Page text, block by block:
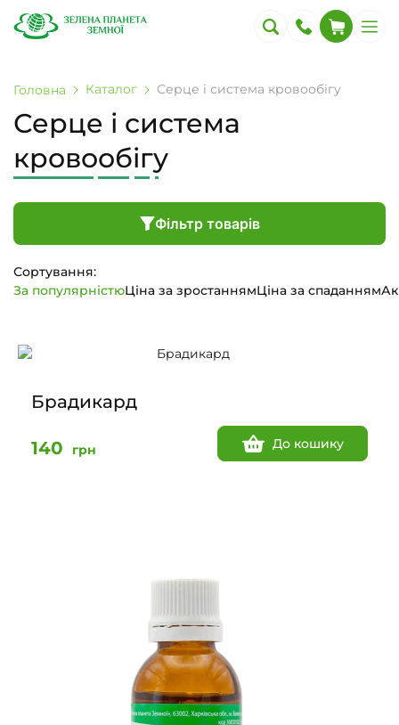
Головна Каталог Серце і система кровообігу
Серце і система
кровообігу
Фільтр товарів
Сортування:
За популярністюЦіна за зростаннямЦіна за спаданням
Брадикард
140 грн До кошику